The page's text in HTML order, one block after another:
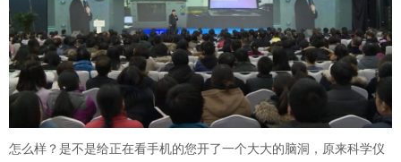
怎么样？是不是给正在看手机的您开了一个大大的脑洞，原来科学仪